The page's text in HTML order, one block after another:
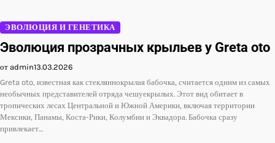
ЭВОЛЮЦИЯ И ГЕНЕТИКА
Эволюция прозрачных крыльев у Greta oto
от admin13.03.2026
Greta oto, известная как стекляннокрылая бабочка, считается одним из самых
необычных представителей отряда чешуекрылых. Этот вид обитает в
тропических лесах Центральной и Южной Америки, включая территории
Мексики, Панамы, Коста-Рики, Колумбии и Эквадора. Бабочка сразу
привлекает…